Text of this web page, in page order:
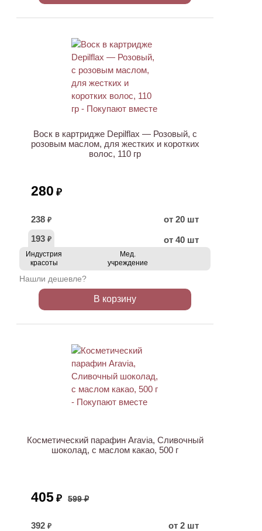
Воск в картридже Depilflax — Розовый, с
розовым маслом, для жестких и коротких
волос, 110 гр
280 ₽
238 ₽
от 20 шт
193 ₽ от 40 шт
Индустрия
красоты
Мед.
учреждение
Нашли дешевле?
В корзину
Косметический парафин Aravia, Сливочный
шоколад, с маслом какао, 500 г
405 ₽ 599 ₽
392 ₽ от 2 шт